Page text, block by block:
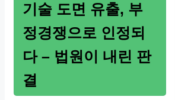
기술 도면 유출, 부
정경쟁으로 인정되
다 – 법원이 내린 판
결